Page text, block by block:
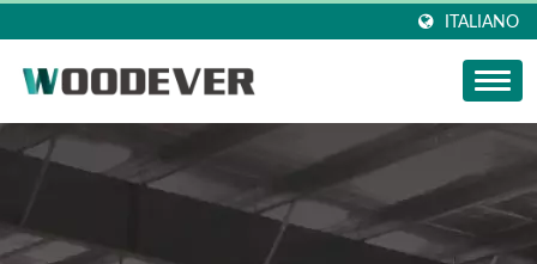
ITALIANO